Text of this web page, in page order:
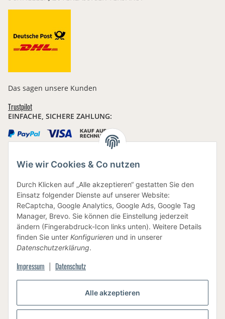
Alle akzeptieren
Wie wir Cookies & Co nutzen
Durch Klicken auf „Alle akzeptieren“ gestatten Sie den
Einsatz folgender Dienste auf unserer Website:
ReCaptcha, Google Analytics, Google Ads, Google Tag
Manager, Brevo. Sie können die Einstellung jederzeit
ändern (Fingerabdruck-Icon links unten). Weitere Details
finden Sie unter Konfigurieren und in unserer
Datenschutzerklärung.
Impressum Datenschutz
Das sagen unsere Kunden
Trustpilot
EINFACHE, SICHERE ZAHLUNG:
BEWUSSTE VERPACKUNG
Vertrag widerrufen